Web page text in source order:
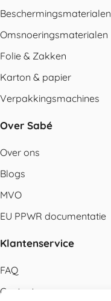
Beschermingsmaterialen
Omsnoeringsmaterialen
Folie & Zakken
Karton & papier
Verpakkingsmachines
Over Sabé
Over ons
Blogs
MVO
EU PPWR documentatie
Klantenservice
FAQ
Contact